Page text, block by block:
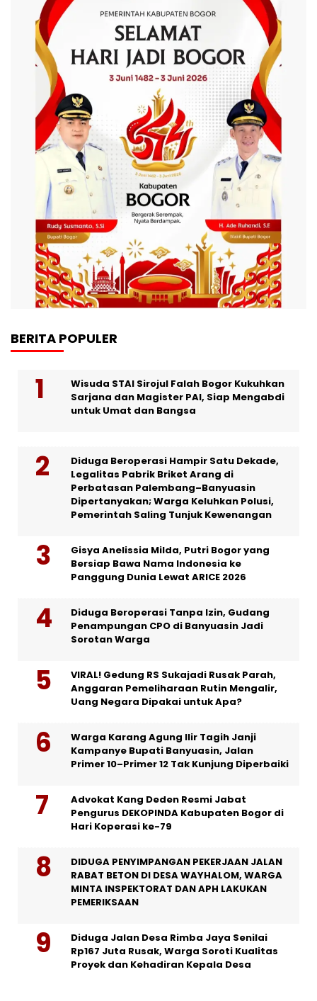
BERITA POPULER
Wisuda STAI Sirojul Falah Bogor Kukuhkan
Sarjana dan Magister PAI, Siap Mengabdi
untuk Umat dan Bangsa
Diduga Beroperasi Hampir Satu Dekade,
Legalitas Pabrik Briket Arang di
Perbatasan Palembang–Banyuasin
Dipertanyakan; Warga Keluhkan Polusi,
Pemerintah Saling Tunjuk Kewenangan
Gisya Anelissia Milda, Putri Bogor yang
Bersiap Bawa Nama Indonesia ke
Panggung Dunia Lewat ARICE 2026
Diduga Beroperasi Tanpa Izin, Gudang
Penampungan CPO di Banyuasin Jadi
Sorotan Warga
VIRAL! Gedung RS Sukajadi Rusak Parah,
Anggaran Pemeliharaan Rutin Mengalir,
Uang Negara Dipakai untuk Apa?
Warga Karang Agung Ilir Tagih Janji
Kampanye Bupati Banyuasin, Jalan
Primer 10–Primer 12 Tak Kunjung Diperbaiki
Advokat Kang Deden Resmi Jabat
Pengurus DEKOPINDA Kabupaten Bogor di
Hari Koperasi ke-79
DIDUGA PENYIMPANGAN PEKERJAAN JALAN
RABAT BETON DI DESA WAYHALOM, WARGA
MINTA INSPEKTORAT DAN APH LAKUKAN
PEMERIKSAAN
Diduga Jalan Desa Rimba Jaya Senilai
Rp167 Juta Rusak, Warga Soroti Kualitas
Proyek dan Kehadiran Kepala Desa